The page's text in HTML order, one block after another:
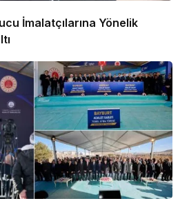
İmalatçılarına Yönelik